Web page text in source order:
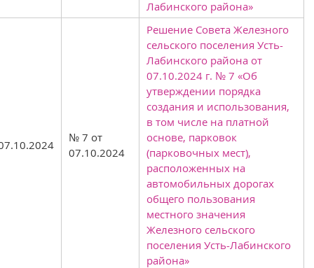
Лабинского района»
№ 7 от
07.10.2024
Решение Совета Железного
сельского поселения Усть-
Лабинского района от
07.10.2024 г. № 7 «Об
утверждении порядка
создания и использования,
в том числе на платной
основе, парковок
(парковочных мест),
расположенных на
автомобильных дорогах
общего пользования
местного значения
Железного сельского
поселения Усть-Лабинского
района»